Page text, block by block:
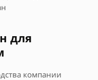
для
компании